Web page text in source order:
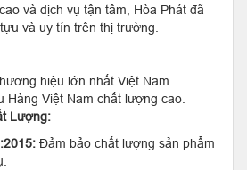
và dịch vụ tận tâm, Hòa Phát đã
và uy tín trên thị trường.
hiệu lớn nhất Việt Nam.
Hàng Việt Nam chất lượng cao.
Lượng:
Đảm bảo chất lượng sản phẩm